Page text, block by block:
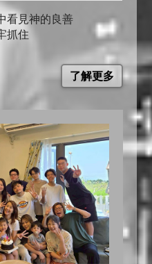
看見神的良善
抓住
了解更多